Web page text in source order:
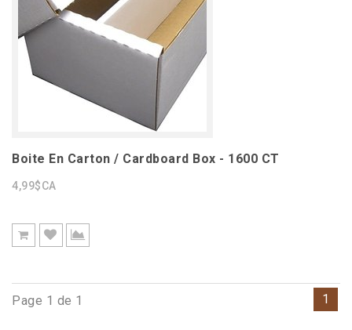
Boite En Carton / Cardboard Box - 1600 CT
4,99$CA
Page 1 de 1 1